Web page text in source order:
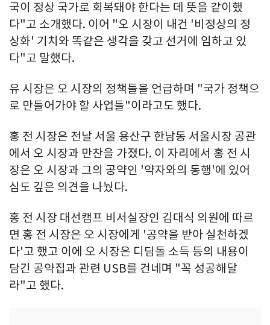
국이 정상 국가로 회복돼야 한다는 데 뜻을 같이했
다"고 소개했다. 이어 "오 시장이 내건 '비정상의 정
상화' 기치와 똑같은 생각을 갖고 선거에 임하고 있
다"고 말했다.
유 시장은 오 시장의 정책들을 언급하며 "국가 정책으
로 만들어가야 할 사업들"이라고도 했다.
홍 전 시장은 전날 서울 용산구 한남동 서울시장 공관
에서 오 시장과 만찬을 가졌다. 이 자리에서 홍 전 시
장은 오 시장과 그의 공약인 '약자와의 동행'에 있어
심도 깊은 의견을 나눴다.
홍 전 시장 대선캠프 비서실장인 김대식 의원에 따르
면 홍 전 시장은 오 시장에게 '공약을 받아 실천하겠
다'고 했고 이에 오 시장은 디딤돌 소득 등의 내용이
담긴 공약집과 관련 USB를 건네며 "꼭 성공해달
라"고 했다.